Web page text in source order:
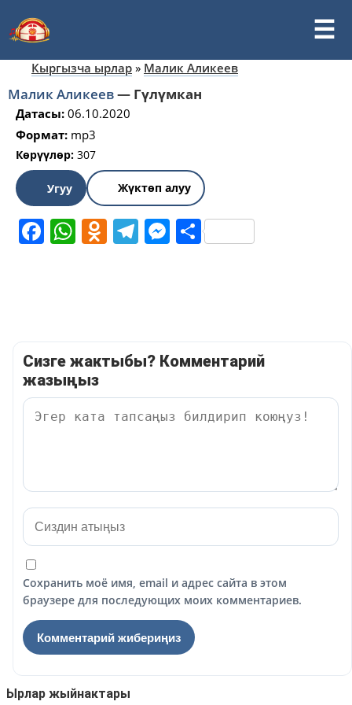
Кыргызча ырлар » Малик Аликеев
Малик Аликеев— Гүлүмкан
Датасы: 06.10.2020
Формат: mp3
Көрүүлөр: 307
Угуу Жүктөп алуу
Facebook
WhatsApp
Odnoklassniki
Telegram
Messenger
Share
Сизге жактыбы? Комментарий
жазыңыз
Сохранить моё имя, email и адрес сайта в этом
браузере для последующих моих комментариев.
Ырлар жыйнактары